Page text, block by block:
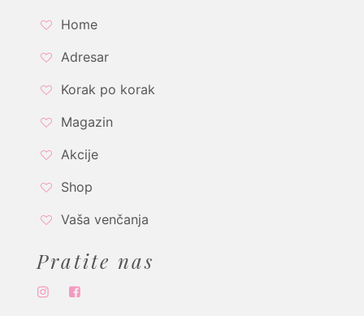
Home
Adresar
Korak po korak
Magazin
Akcije
Shop
Vaša venčanja
Pratite nas